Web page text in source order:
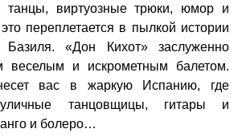
танцы, виртуозные трюки, юмор и
переплетается в пылкой истории
«Дон Кихот» заслуженно
веселым и искрометным балетом.
вас в жаркую Испанию, где
танцовщицы, гитары и
и болеро…